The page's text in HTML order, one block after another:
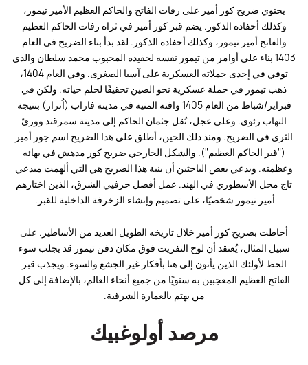
يحتوي ضريح كور أمير على رفات الفاتح والحاكم العظيم الأمير تيمور،
وكذلك أحفاده الذكور. يضم قبر كور أمير في ثراه رفات الحاكم العظيم
والفاتح أمير تيمور، وكذلك أحفاده الذكور. لقد بدأ بناء الضريح في العام
1403 بناء على أوامر من تيمور نفسه لحفيده المحبوب محمد سلطان والذي
توفي في إحدى حملاته العسكرية على آسيا الصغرى. وفي العام 1404،
ذهب تيمور في حملة عسكرية نحو الصين تحقيقًا لحلم حياته. ولكن في
فبراير/شباط من العام 1405 وافته المنية في مدينة فاراب (اُترار) بنتيجة
التهاب رئوي. وعلى عجل، نُقل جثمان الحاكم إلى مدينة سمرقند ووريّ
الثرى في الضريح. ومنذ ذلك الحين، أطلق على هذا الضريح اسم جور أمير
("قبر الحاكم العظيم"). والشكل الخارجي ضريح كور مدهش في بهائه
وعظمته. ويدعي بعض الباحثين أن بنية هذا الضريح هي التي ألهمت مبدعي
تاج محل الأسطوري في الهند. عمل أفضل حرفيي الشرق، الذين اختارهم
أمير تيمور شخصيًا، على تصميم وإنشاء الزخرفة الداخلية للقبر.
أحاطت بضريح كور أمير خلال تاريخه الطويل العديد من الأساطير. على
سبيل المثال، يُعتقد أن لوح النفريت فوق مكان دفن تيمور قد يجلب سوء
الحظ لأولئك الذين يأتون إلى هنا بأفكار غير الجشع والسوء. ويجذب قبر
الفاتح العظيم المعجبين به سنويًا من جميع أنحاء العالم، بالإضافة إلى كل
من يهتم بالعمارة الشرقية.
مرصد أولوغبيك